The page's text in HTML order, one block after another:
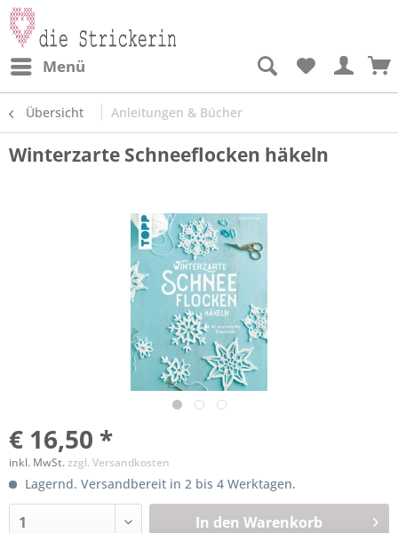
Menü
Übersicht Anleitungen & Bücher
Winterzarte Schneeflocken häkeln
€ 16,50 *
inkl. MwSt.zzgl. Versandkosten
Lagernd. Versandbereit in 2 bis 4 Werktagen.
In den Warenkorb